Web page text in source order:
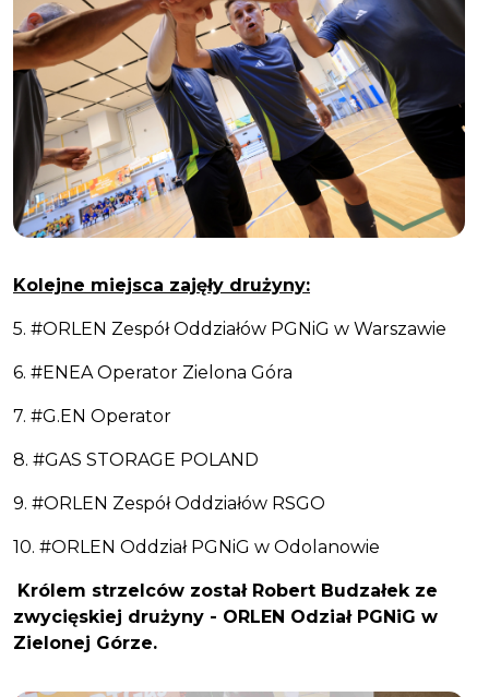
Kolejne miejsca zajęły drużyny:
5. #ORLEN Zespół Oddziałów PGNiG w Warszawie
6. #ENEA Operator Zielona Góra
7. #G.EN Operator
8. #GAS STORAGE POLAND
9. #ORLEN Zespół Oddziałów RSGO
10. #ORLEN Oddział PGNiG w Odolanowie
Królem strzelców został Robert Budzałek ze
zwycięskiej drużyny - ORLEN Odział PGNiG w
Zielonej Górze.